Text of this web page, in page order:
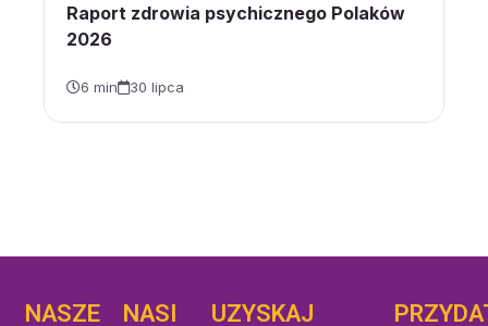
Raport zdrowia psychicznego Polaków
2026
6 min 30 lipca
NASZE
NASI
UZYSKAJUZYSKAJ